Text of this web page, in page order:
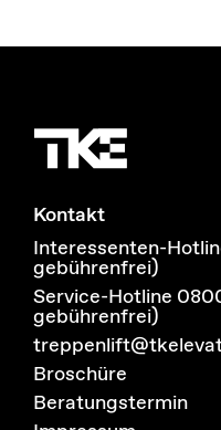
Kontakt
Interessenten-
gebührenfrei)
Service-Hotline
gebührenfrei)
Broschüre
Beratungstermin